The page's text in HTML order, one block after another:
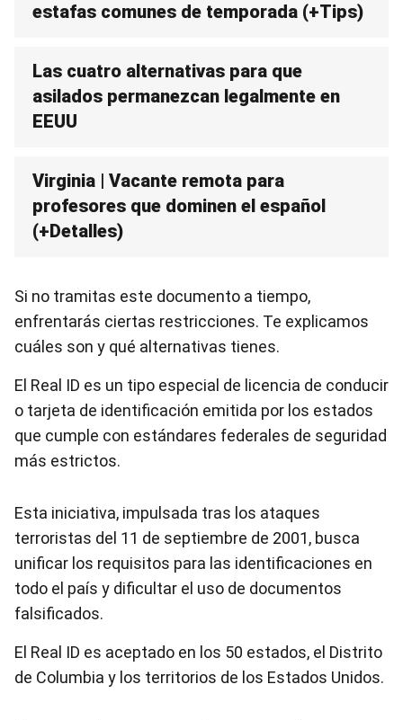
estafas comunes de temporada (+Tips)
Las cuatro alternativas para que
asilados permanezcan legalmente en
EEUU
Virginia | Vacante remota para
profesores que dominen el español
(+Detalles)
Si no tramitas este documento a tiempo,
enfrentarás ciertas restricciones. Te explicamos
cuáles son y qué alternativas tienes.
El Real ID es un tipo especial de licencia de conducir
o tarjeta de identificación emitida por los estados
que cumple con estándares federales de seguridad
más estrictos.
Esta iniciativa, impulsada tras los ataques
terroristas del 11 de septiembre de 2001, busca
unificar los requisitos para las identificaciones en
todo el país y dificultar el uso de documentos
falsificados.
El Real ID es aceptado en los 50 estados, el Distrito
de Columbia y los territorios de los Estados Unidos.